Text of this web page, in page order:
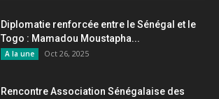
Diplomatie renforcée entre le Sénégal et le
Togo : Mamadou Moustapha...
A la une Oct 26, 2025
Rencontre Association Sénégalaise des